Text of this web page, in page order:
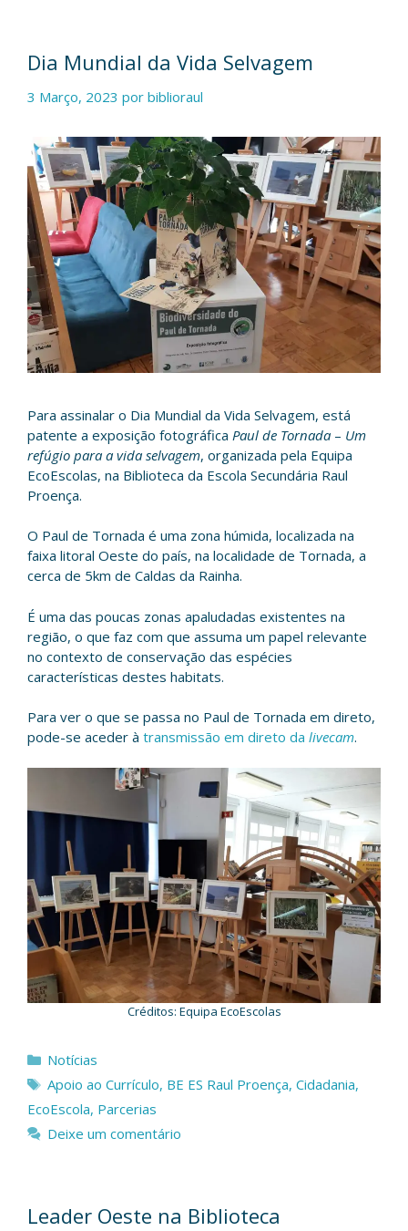
Dia Mundial da Vida Selvagem
3 Março, 2023 por biblioraul
Para assinalar o Dia Mundial da Vida Selvagem, está
patente a exposição fotográfica Paul de Tornada – Um
refúgio para a vida selvagem, organizada pela Equipa
EcoEscolas, na Biblioteca da Escola Secundária Raul
Proença.
​O Paul de Tornada é uma zona húmida, localizada na
faixa litoral Oeste do país, na localidade de Tornada, a
cerca de 5km de Caldas da Rainha.
É uma das poucas zonas apaludadas existentes na
região, o que faz com que assuma um papel relevante
no contexto de conservação das espécies
características destes habitats.
Para ver o que se passa no Paul de Tornada em direto,
pode-se aceder à transmissão em direto da livecam.
Créditos: Equipa EcoEscolas
Categorias
Notícias
Etiquetas
Apoio ao Currículo, BE ES Raul Proença, Cidadania,
EcoEscola, Parcerias
Deixe um comentário
Leader Oeste na Biblioteca